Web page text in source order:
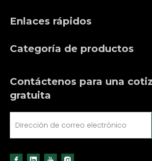
Enlaces rápidos
Categoría de productos
Contáctenos para una
gratuita